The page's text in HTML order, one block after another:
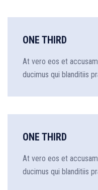
ONE THIRD
At vero eos et
ducimus qui blanditiis
ONE THIRD
At vero eos et
ducimus qui blanditiis